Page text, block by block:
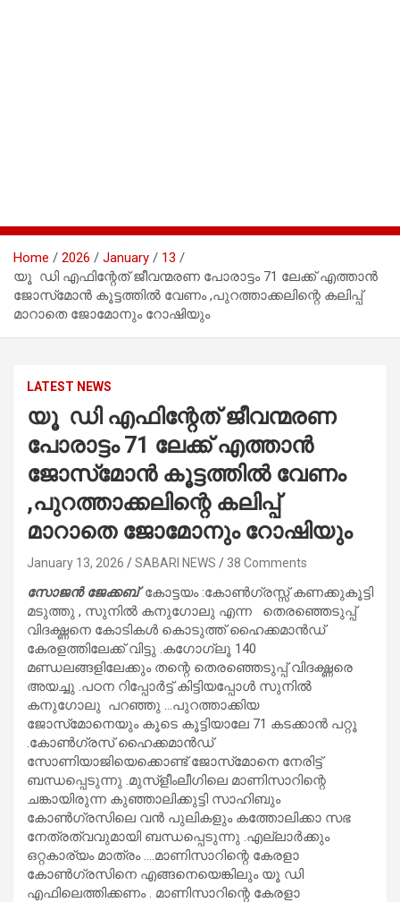
Home 2026 January
13
യൂ ഡി എഫിന്റേത് ജീവന്മരണ പോരാട്ടം 71 ലേക്ക് എത്താൻ
ജോസ്‌മോൻ കൂട്ടത്തിൽ വേണം ,പുറത്താക്കലിന്റെ കലിപ്പ്
മാറാതെ ജോമോനും റോഷിയും
LATEST NEWS
യൂ ഡി എഫിന്റേത് ജീവന്മരണ
പോരാട്ടം 71 ലേക്ക് എത്താൻ
ജോസ്‌മോൻ കൂട്ടത്തിൽ വേണം
,പുറത്താക്കലിന്റെ കലിപ്പ്
മാറാതെ ജോമോനും റോഷിയും
January 13, 2026 SABARI NEWS 38 Comments
സോജൻ ജേക്കബ്കോട്ടയം :കോൺഗ്രസ്സ് കണക്കുകൂട്ടി
മടുത്തു , സുനിൽ കനുഗോലു എന്ന തെരഞ്ഞെടുപ്പ്
വിദഗ്ദ്ധനെ കോടികൾ കൊടുത്ത് ഹൈക്കമാൻഡ്
കേരളത്തിലേക്ക് വിട്ടു .കഗോഗ്‌ലൂ 140
മണ്ഡലങ്ങളിലേക്കും തന്റെ തെരഞ്ഞെടുപ്പ് വിദഗ്ദ്ധരെ
അയച്ചു .പഠന റിപ്പോർട്ട് കിട്ടിയപ്പോൾ സുനിൽ
കനുഗോലു പറഞ്ഞു …പുറത്താക്കിയ
ജോസ്‌മോനെയും കൂടെ കൂട്ടിയാലേ 71 കടക്കാൻ പറ്റൂ
.കോൺഗ്രസ് ഹൈക്കമാൻഡ്
സോണിയാജിയെക്കൊണ്ട് ജോസ്‌മോനെ നേരിട്ട്
ബന്ധപ്പെടുന്നു .മുസ്ളീംലീഗിലെ മാണിസാറിന്റെ
ചങ്കായിരുന്ന കുഞ്ഞാലിക്കുട്ടി സാഹിബും
കോൺഗ്രസിലെ വൻ പുലികളും കത്തോലിക്കാ സഭ
നേത്രത്വവുമായി ബന്ധപ്പെടുന്നു .എല്ലാർക്കും
ഒറ്റകാര്യം മാത്രം ….മാണിസാറിന്റെ കേരളാ
കോൺഗ്രസിനെ എങ്ങനെയെങ്കിലും യൂ ഡി
എഫിലെത്തിക്കണം . മാണിസാറിന്റെ കേരളാ